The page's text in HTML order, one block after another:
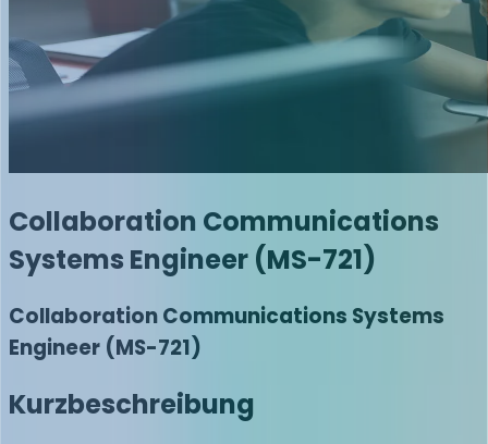
Collaboration Communications
Systems Engineer (MS-721)
Collaboration Communications Systems
Engineer (MS-721)
Kurzbeschreibung